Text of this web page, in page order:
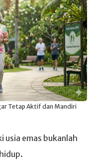
Tetap Aktif dan Mandiri
usia emas bukanlah